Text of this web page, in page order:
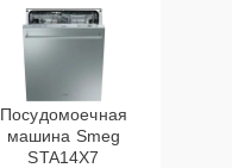
Посудомоечная
машина Smeg
STA14X7